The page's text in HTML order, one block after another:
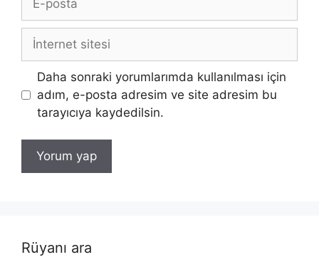
posta
İnternet
sitesi
Daha sonraki yorumlarımda kullanılması için
adım, e-posta adresim ve site adresim bu
tarayıcıya kaydedilsin.
Rüyanı ara